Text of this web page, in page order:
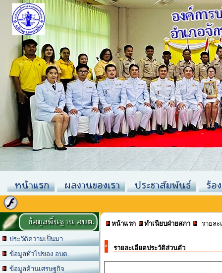
หน้าแรก ผลงานของเรา ประชาสัมพันธ์ ร้อ
ข้อมูลพื้นฐาน อบต.
ประวัติความเป็นมา
ข้อมูลทั่วไปของ อบต.
ข้อมูลด้านเศรษฐกิจ
หน้าแรก ทำเนียบฝ่ายสภา รายละ
รายละเอียดประวัติส่วนตัว